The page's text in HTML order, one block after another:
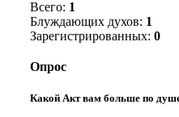
Всего: 1
Блуждающих духов: 1
Зарегистрированных: 0
Опрос
Какой Акт вам больше по